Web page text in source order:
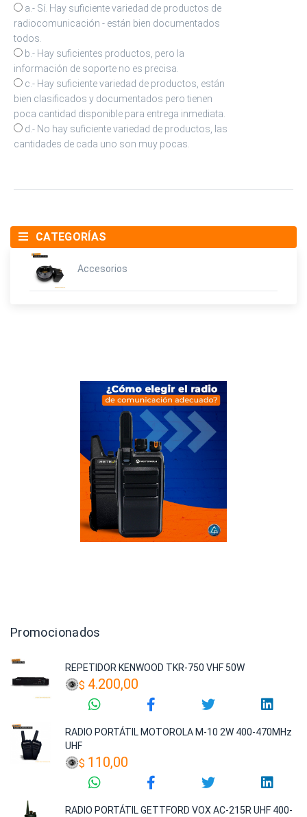
CATEGORÍAS
Accesorios
Promocionados
REPETIDOR KENWOOD TKR-750 VHF 50W
$ 4.200,00
RADIO PORTÁTIL MOTOROLA M-10 2W 400-470MHz
UHF
$ 110,00
RADIO PORTÁTIL GETTFORD VOX AC-215R UHF 400-
a.- Sí. Hay suficiente variedad de productos de
radiocomunicación - están bien documentados
todos.
b.- Hay suficientes productos, pero la
información de soporte no es precisa.
c.- Hay suficiente variedad de productos, están
bien clasificados y documentados pero tienen
poca cantidad disponible para entrega inmediata.
d.- No hay suficiente variedad de productos, las
cantidades de cada uno son muy pocas.